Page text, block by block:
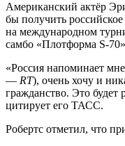
Американский актёр
бы получить
на международном
самбо «Плотформа S-
«Россия напоминает
— RT), очень хочу и
гражданство. Это будет
цитирует его ТАСС.
Робертс отметил, что